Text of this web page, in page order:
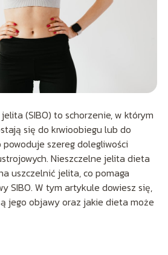
(SIBO) to schorzenie, w którym
się do krwioobiegu lub do
szereg dolegliwości
Nieszczelne jelita dieta
uszczelnić jelita, co pomaga
SIBO. W tym artykule dowiesz się,
jego objawy oraz jakie dieta może